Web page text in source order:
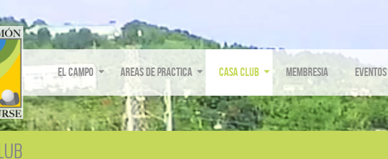
El Campo Areas de Practica Casa Club Membresia Eventos